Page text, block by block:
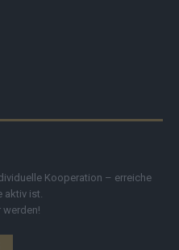
Kooperation – erreiche
ist.